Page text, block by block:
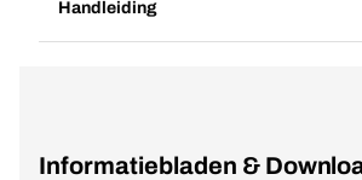
Handleiding
Informatiebladen &